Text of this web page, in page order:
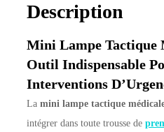
Description
Mini Lampe Tactique
Outil Indispensable
Interventions
Lamini lampe tactique
intégrer dans toute trousse de